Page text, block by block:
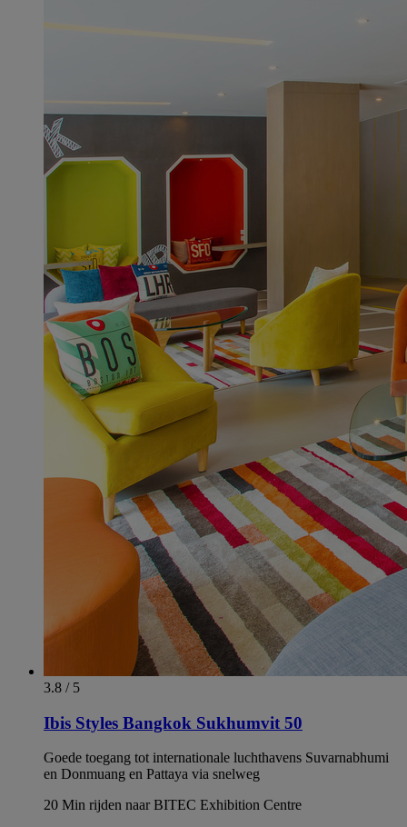
3.8 / 5
Ibis Styles Bangkok Sukhumvit 50
Goede toegang tot internationale luchthavens Suvarnabhumi
en Donmuang en Pattaya via snelweg
20 Min rijden naar BITEC Exhibition Centre